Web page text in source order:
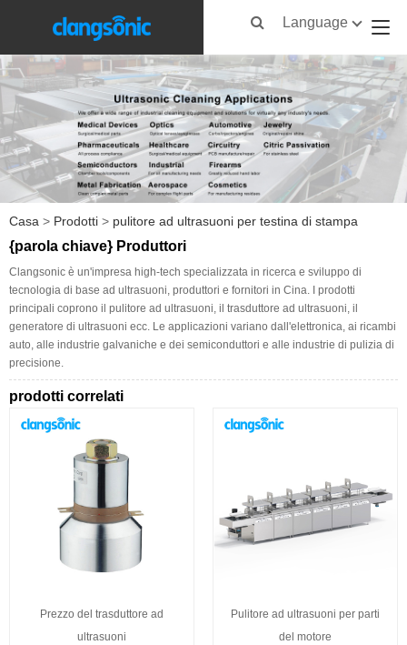
Language
Casa > Prodotti > pulitore ad ultrasuoni per testina di stampa
{parola chiave} Produttori
Clangsonic è un'impresa high-tech specializzata in ricerca e sviluppo di
tecnologia di base ad ultrasuoni, produttori e fornitori in Cina. I prodotti
principali coprono il pulitore ad ultrasuoni, il trasduttore ad ultrasuoni, il
generatore di ultrasuoni ecc. Le applicazioni variano dall'elettronica, ai ricambi
auto, alle industrie galvaniche e dei semiconduttori e alle industrie di pulizia di
precisione.
prodotti correlati
Prezzo del trasduttore ad
ultrasuoni
Pulitore ad ultrasuoni per parti
del motore